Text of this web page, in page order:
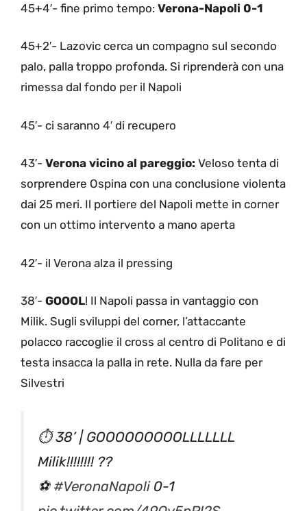
45+4′- fine primo tempo: Verona-Napoli 0-1
45+2′- Lazovic cerca un compagno sul secondo
palo, palla troppo profonda. Si riprenderà con una
rimessa dal fondo per il Napoli
45′- ci saranno 4′ di recupero
43′- Verona vicino al pareggio: Veloso tenta di
sorprendere Ospina con una conclusione violenta
dai 25 meri. Il portiere del Napoli mette in corner
con un ottimo intervento a mano aperta
42′- il Verona alza il pressing
38′- GOOOL! Il Napoli passa in vantaggio con
Milik. Sugli sviluppi del corner, l’attaccante
polacco raccoglie il cross al centro di Politano e di
testa insacca la palla in rete. Nulla da fare per
Silvestri
⏱ 38’ | GOOOOOOOOOLLLLLLL
Milik!!!!!!!! ??
⚽ #VeronaNapoli0-1